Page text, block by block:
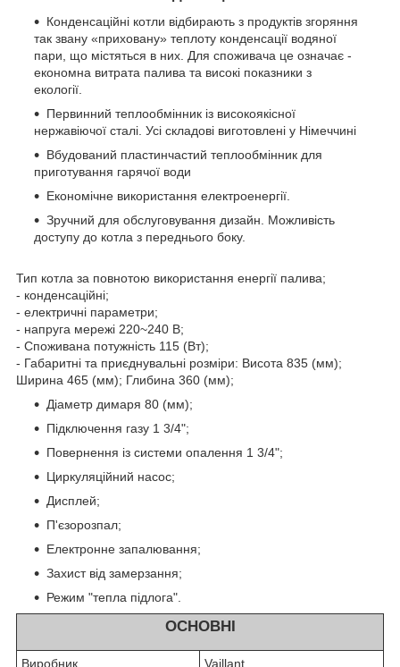
Конденсаційні котли відбирають з продуктів згоряння
так звану «приховану» теплоту конденсації водяної
пари, що містяться в них. Для споживача це означає -
економна витрата палива та високі показники з
екології.
Первинний теплообмінник із високоякісної
нержавіючої сталі. Усі складові виготовлені у Німеччині
Вбудований пластинчастий теплообмінник для
приготування гарячої води
Економічне використання електроенергії.
Зручний для обслуговування дизайн. Можливість
доступу до котла з переднього боку.
Тип котла за повнотою використання енергії палива;
- конденсаційні;
- електричні параметри;
- напруга мережі 220~240 В;
- Споживана потужність 115 (Вт);
- Габаритні та приєднувальні розміри: Висота 835 (мм);
Ширина 465 (мм); Глибина 360 (мм);
Діаметр димаря 80 (мм);
Підключення газу 1 3/4";
Повернення із системи опалення 1 3/4";
Циркуляційний насос;
Дисплей;
П'єзорозпал;
Електронне запалювання;
Захист від замерзання;
Режим "тепла підлога".
ОСНОВНІ
Виробник Vaillant